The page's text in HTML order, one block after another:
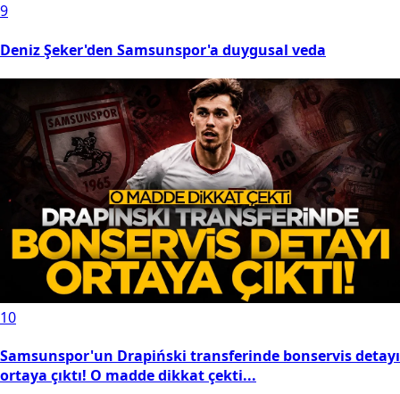
9
Deniz Şeker'den Samsunspor'a duygusal veda
10
Samsunspor'un Drapiński transferinde bonservis detayı
ortaya çıktı! O madde dikkat çekti...